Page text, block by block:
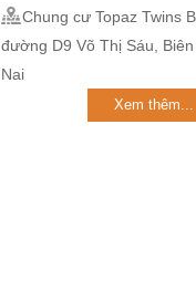
Chung cư Topaz Twins
đường D9 Võ Thị Sáu,
Nai
Xem thêm...